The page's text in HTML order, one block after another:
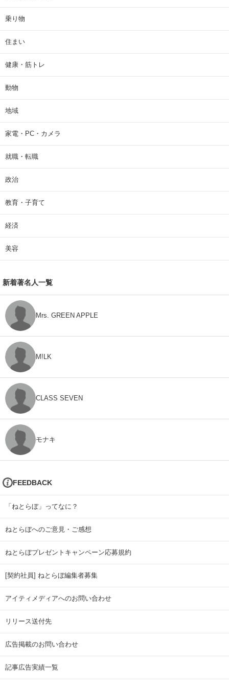
乗り物
住まい
健康・筋トレ
動物
地域
家電・PC・カメラ
就職・転職
政治
教育・子育て
経済
美容
新着著名人一覧
Mrs. GREEN APPLE
M!LK
CLASS SEVEN
モナキ
FEEDBACK
「ねとらぼ」ってなに？
ねとらぼへのご意見・ご感想
ねとらぼプレゼントキャンペーン応募規約
[契約社員] ねとらぼ編集者募集
アイティメディアへのお問い合わせ
リリース送付先
広告掲載のお問い合わせ
記事広告実績一覧